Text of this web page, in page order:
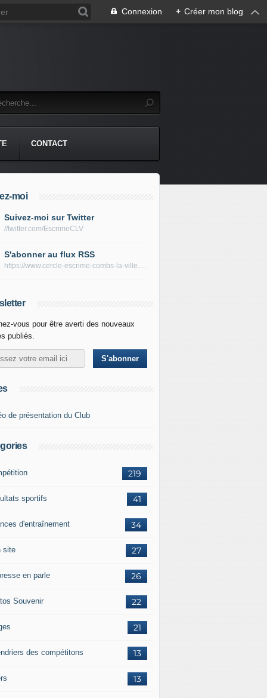
Connexion + Créer mon blog
CONTACT
moi
Suivez-moi sur Twitter
//twitter.com/EscrimeCLV
S'abonner au flux RSS
https://www.cercle-escrime-combs-la-ville.fr/rss
vous pour être averti des nouveaux
publiés.
de présentation du Club
219
41
sportifs
34
d'entraînement
27
site
26
en parle
22
Souvenir
21
13
des compétitons
13